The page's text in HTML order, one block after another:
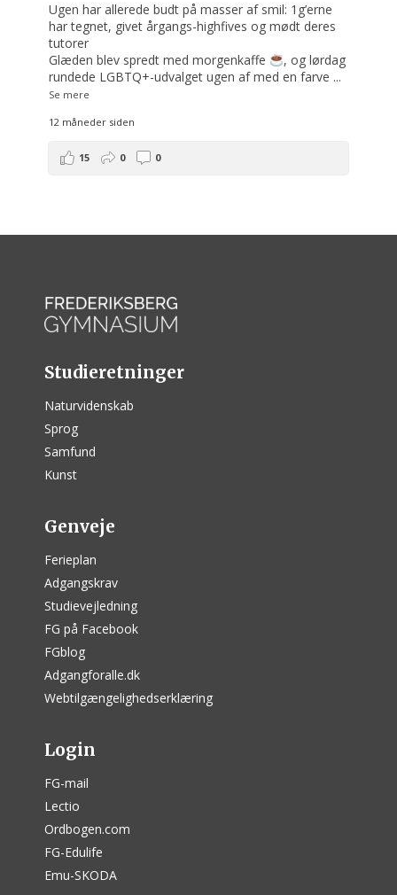
Ugen har allerede budt på masser af smil: 1g’erne
har tegnet, givet årgangs-highfives og mødt deres
tutorer
Glæden blev spredt med morgenkaffe
, og lørdag
rundede LGBTQ+-udvalget ugen af med en farve ...
Se mere
12 måneder siden
15 0 0
Studieretninger
Naturvidenskab
Sprog
Samfund
Kunst
Genveje
Ferieplan
Adgangskrav
Studievejledning
FG på Facebook
FGblog
Adgangforalle.dk
Webtilgængelighedserklæring
Login
FG-mail
Lectio
Ordbogen.com
FG-Edulife
Emu-SKODA